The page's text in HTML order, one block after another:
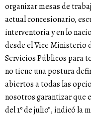
organizar mesas de
actual concesionario,
interventoria y en lo
desde el Vice Ministerio
Servicios Públicos para
no tiene una postura
abiertos a todas las
nosotros garantizar que
del 1º de julio”, indicó la